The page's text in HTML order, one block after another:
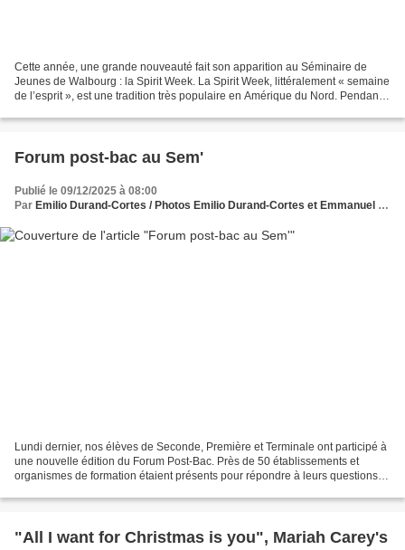
Cette année, une grande nouveauté fait son apparition au Séminaire de
Jeunes de Walbourg : la Spirit Week. La Spirit Week, littéralement « semaine
de l’esprit », est une tradition très populaire en Amérique du Nord. Pendant
Forum post-bac au Sem'
Publié le 09/12/2025 à 08:00
Par Emilio Durand-Cortes / Photos Emilio Durand-Cortes et Emmanuel Kempf
Lundi dernier, nos élèves de Seconde, Première et Terminale ont participé à
une nouvelle édition du Forum Post-Bac. Près de 50 établissements et
organismes de formation étaient présents pour répondre à leurs questions et
"All I want for Christmas is you", Mariah Carey's